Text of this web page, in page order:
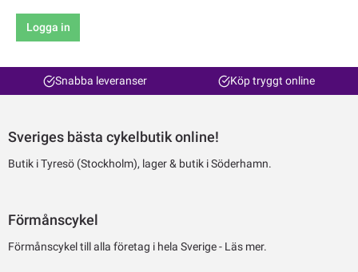
Logga in
Snabba leveranser Köp tryggt online
Sveriges bästa cykelbutik online!
Butik i Tyresö (Stockholm), lager & butik i Söderhamn.
Förmånscykel
Förmånscykel till alla företag i hela Sverige - Läs mer.